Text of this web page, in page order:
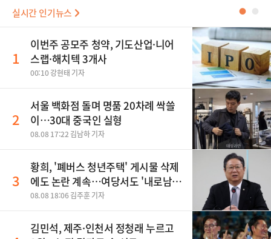
실시간 인기뉴스 ●
1
이번주 공모주 청약, 기도산업·니어
스랩·해치텍 3개사
00:10 강현태 기자
2
서울 백화점 돌며 명품 20차례 싹쓸
이…30대 중국인 실형
08.08 17:22 김남하 기자
3
황희, '폐버스 청년주택' 게시물 삭제
에도 논란 계속…여당서도 '내로남
불' 비판
08.08 18:06 김주훈 기자
김민석, 제주·인천서 정청래 누르고